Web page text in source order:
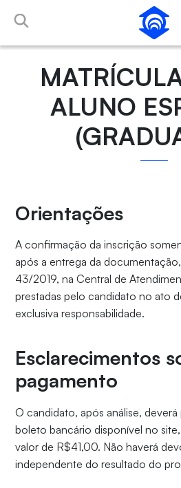
Pular para o Conteúdo principal
ALUNO
Orientações
A confirmação da inscrição
após a entrega da
43/2019, na Central de
prestadas pelo candidato no ato
exclusiva responsabilidade.
Esclarecimentos
pagamento
O candidato, após análise,
boleto bancário disponível no
valor de R$41,00. Não haverá
independente do resultado do